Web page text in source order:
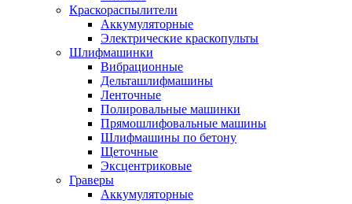
Краскораспылители
Аккумуляторные
Электрические краскопульты
Шлифмашинки
Вибрационные
Дельташлифмашины
Ленточные
Полировальные машинки
Прямошлифовальные машины
Шлифмашины по бетону
Щеточные
Эксцентриковые
Граверы
Аккумуляторные